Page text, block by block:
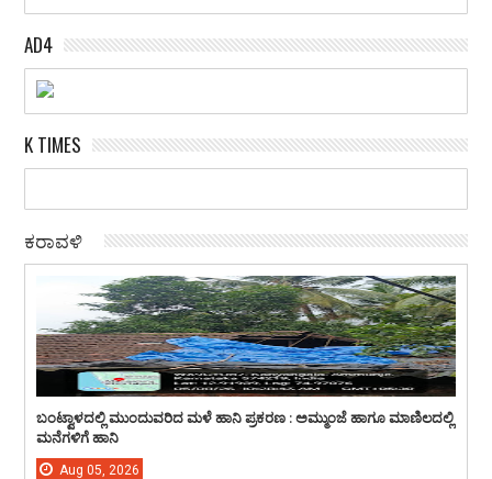
AD4
K TIMES
ಕರಾವಳಿ
ಬಂಟ್ವಾಳದಲ್ಲಿ ಮುಂದುವರಿದ ಮಳೆ ಹಾನಿ ಪ್ರಕರಣ : ಅಮ್ಮುಂಜೆ ಹಾಗೂ ಮಾಣಿಲದಲ್ಲಿ
ಮನೆಗಳಿಗೆ ಹಾನಿ
Aug 05, 2026